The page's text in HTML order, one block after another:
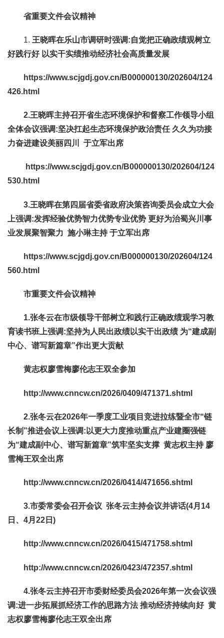
省重要文件会议精神
1. 王晓晖在乐山市调研时强调:自觉把正确政绩观树立
好践行好 以实干实绩推动经济社会高质量发展
https://www.scjgdj.gov.cn/B000000130/202604/124
426.html
2.王晓晖主持召开省生态环境保护和督察工作领导小组
全体会议强调:坚决扛起生态环境保护政治责任 久久为功接
力奋进建设美丽四川
于立军出席
https://www.scjgdj.gov.cn/B000000130/202604/124
530.html
3.王晓晖在第四届省委省政府决策咨询委员会成立大会
上强调:发挥经验优势智力优势专业优势 更好为治蜀兴川事
业发展聚智聚力 施小琳主持 于立军出席
https://www.scjgdj.gov.cn/B000000130/202604/124
560.html
市重要文件会议精神
1.张冬云在市级领导干部树立和践行正确政绩观学习教
育读书班上强调:坚持为人民出政绩以实干出政绩 为“建成副
中心、谱写新篇章”作出更大贡献
黄志权廖雪梅廖伦志王双全参加
http://www.cnncw.cn/2026/0409/471371.shtml
2.张冬云在2026年一季度工业项目竞进拉练暨全市“链
长制”推进会议上强调: 以更大力度推动重点产业建圈强链
为“建成副中心、谱写新篇章”筑牢坚实支撑 黄志权主持 廖
雪梅王双全出席
http://www.cnncw.cn/2026/0414/471656.shtml
3.市委常委会召开会议 张冬云主持会议并讲话(4月 14
日、4月22日)
http://www.cnncw.cn/2026/0415/471758.shtml
http://www.cnncw.cn/2026/0423/472357.shtml
4.张冬云主持召开市委财经委员会2026年第一次会议强
调:进一步拓展抓经济工作的思路方法 推动经济持续向好 黄
志权廖雪梅廖伦志王双全出席